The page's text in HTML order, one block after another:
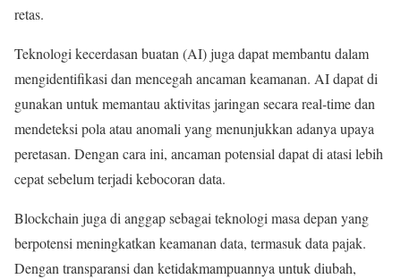
retas.
Teknologi kecerdasan buatan (AI) juga dapat membantu dalam
mengidentifikasi dan mencegah ancaman keamanan. AI dapat di
gunakan untuk memantau aktivitas jaringan secara real-time dan
mendeteksi pola atau anomali yang menunjukkan adanya upaya
peretasan. Dengan cara ini, ancaman potensial dapat di atasi lebih
cepat sebelum terjadi kebocoran data.
Blockchain juga di anggap sebagai teknologi masa depan yang
berpotensi meningkatkan keamanan data, termasuk data pajak.
Dengan transparansi dan ketidakmampuannya untuk diubah,